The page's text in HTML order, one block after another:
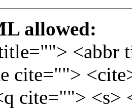
allowed:
<abbr
cite="">
cite=""> <s>